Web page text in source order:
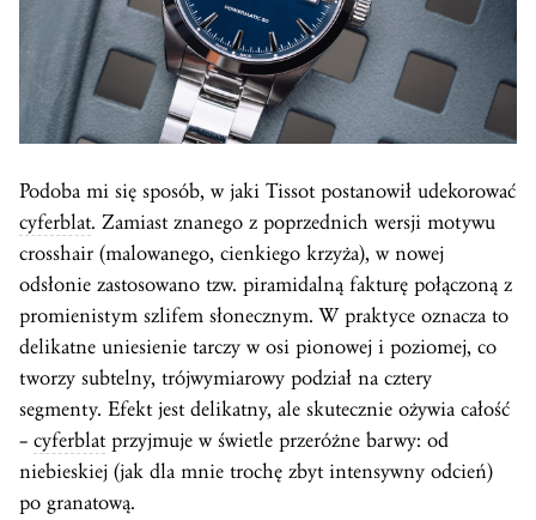
Podoba mi się sposób, w jaki Tissot postanowił udekorować
cyferblat. Zamiast znanego z poprzednich wersji motywu
crosshair (malowanego, cienkiego krzyża), w nowej
odsłonie zastosowano tzw. piramidalną fakturę połączoną z
promienistym szlifem słonecznym. W praktyce oznacza to
delikatne uniesienie tarczy w osi pionowej i poziomej, co
tworzy subtelny, trójwymiarowy podział na cztery
segmenty. Efekt jest delikatny, ale skutecznie ożywia całość
– cyferblatprzyjmuje w świetle przeróżne barwy: od
niebieskiej (jak dla mnie trochę zbyt intensywny odcień)
po granatową.